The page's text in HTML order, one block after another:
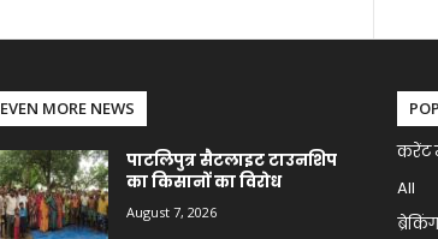
EVEN MORE NEWS
पाटलिपुत्र सैटलाइट टाउनशिप
का किसानों का विरोध
August 7, 2026
करेंट
All